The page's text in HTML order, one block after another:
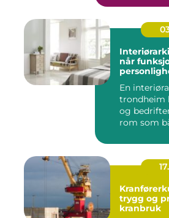
når
En
trondheim
og
rom som
Kranførerkurs
trygg og
kranbruk